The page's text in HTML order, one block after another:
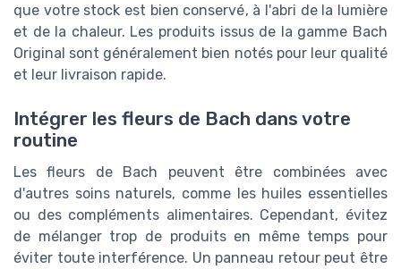
que votre stock est bien conservé, à l'abri de la lumière
et de la chaleur. Les produits issus de la gamme Bach
Original sont généralement bien notés pour leur qualité
et leur livraison rapide.
Intégrer les fleurs de Bach dans votre
routine
Les fleurs de Bach peuvent être combinées avec
d'autres soins naturels, comme les huiles essentielles
ou des compléments alimentaires. Cependant, évitez
de mélanger trop de produits en même temps pour
éviter toute interférence. Un panneau retour peut être